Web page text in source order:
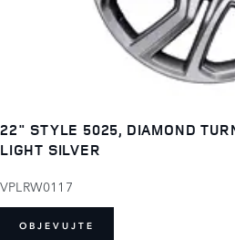
22" STYLE 5025, DIAMOND
LIGHT SILVER
VPLRW0117
OBJEVUJTE